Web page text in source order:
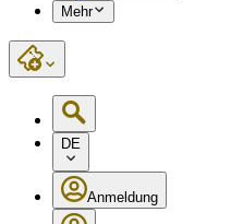
Mehr
DE
Anmeldung